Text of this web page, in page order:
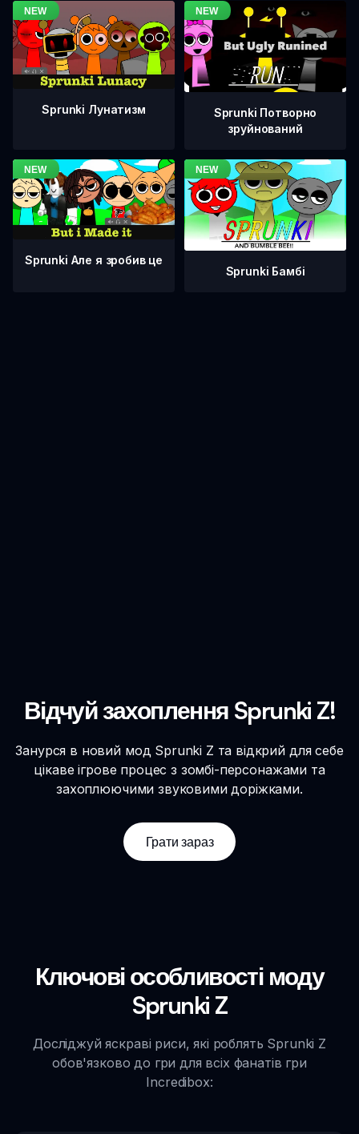
Sprunki Лунатизм
Sprunki Потворно
зруйнований
Sprunki Але я зробив це
Sprunki Бамбі
Відчуй захоплення Sprunki Z!
Занурся в новий мод Sprunki Z та відкрий для себе
цікаве ігрове процес з зомбі-персонажами та
захоплюючими звуковими доріжками.
Грати зараз
Ключові особливості моду
Sprunki Z
Досліджуй яскраві риси, які роблять Sprunki Z
обов'язково до гри для всіх фанатів гри
Incredibox: